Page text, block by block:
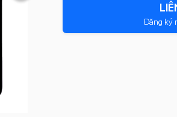
Đăng ký